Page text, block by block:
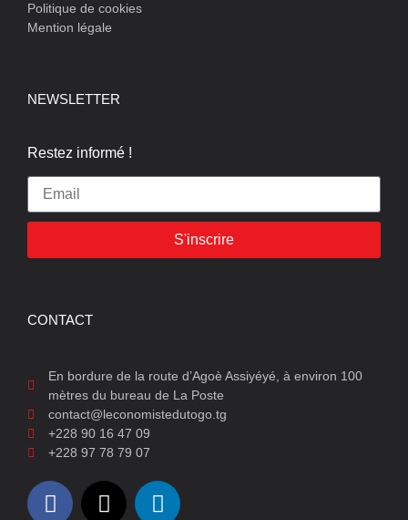
Politique de cookies
Mention légale
NEWSLETTER
Restez informé !
S'inscrire
CONTACT
En bordure de la route d’Agoè Assiyéyé, à environ 100
mètres du bureau de La Poste
contact@leconomistedutogo.tg
+228 90 16 47 09
+228 97 78 79 07